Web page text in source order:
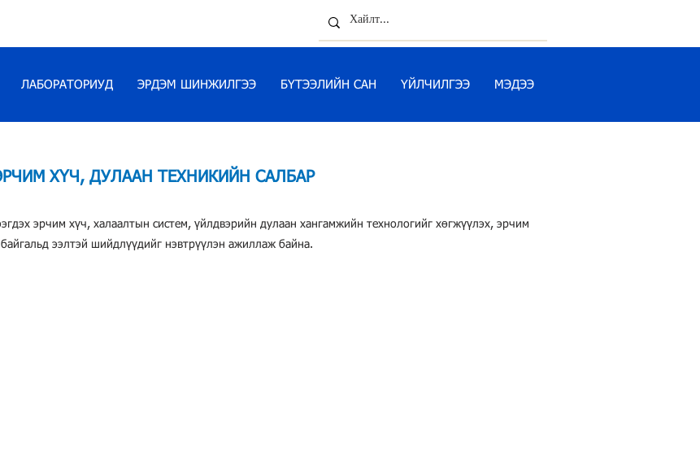
ЛАБОРАТОРИУД ЭРДЭМ ШИНЖИЛГЭЭ БҮТЭЭЛИЙН САН ҮЙЛЧИЛГЭЭ МЭДЭЭ
ХҮЧ, ДУЛААН ТЕХНИКИЙН САЛБАР
эрчим хүч, халаалтын систем, үйлдвэрийн дулаан хангамжийн технологийг хөгжүүлэх, эрчим
ээлтэй шийдлүүдийг нэвтрүүлэн ажиллаж байна.